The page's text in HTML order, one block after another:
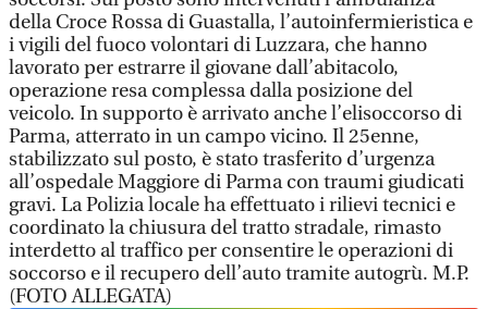
della Croce Rossa di Guastalla, l’autoinfermieristica e
i vigili del fuoco volontari di Luzzara, che hanno
lavorato per estrarre il giovane dall’abitacolo,
operazione resa complessa dalla posizione del
veicolo. In supporto è arrivato anche l’elisoccorso di
Parma, atterrato in un campo vicino. Il 25enne,
stabilizzato sul posto, è stato trasferito d’urgenza
all’ospedale Maggiore di Parma con traumi giudicati
gravi. La Polizia locale ha effettuato i rilievi tecnici e
coordinato la chiusura del tratto stradale, rimasto
interdetto al traffico per consentire le operazioni di
soccorso e il recupero dell’auto tramite autogrù. M.P.
(FOTO ALLEGATA)